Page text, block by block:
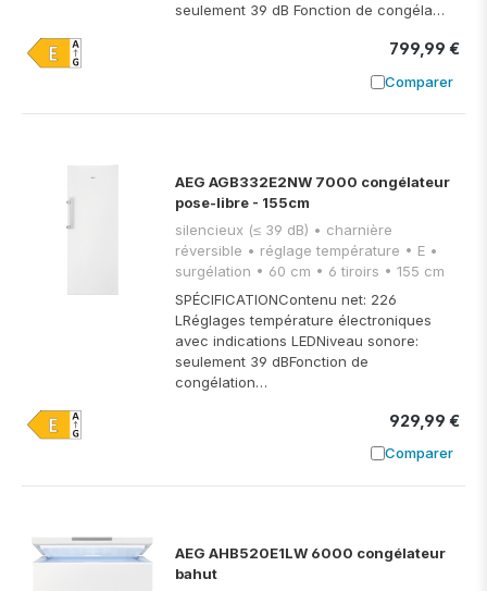
seulement 39 dB Fonction de congéla…
799,99 €
Comparer
Ajouter à
AEG AGB332E2NW 7000 congélateur
pose-libre - 155cm
silencieux (≤ 39 dB) • charnière
réversible • réglage température • E •
surgélation • 60 cm • 6 tiroirs • 155 cm
SPÉCIFICATIONContenu net: 226
LRéglages température électroniques
avec indications LEDNiveau sonore:
seulement 39 dBFonction de
congélation…
929,99 €
Comparer
Ajouter à
AEG AHB520E1LW 6000 congélateur
bahut